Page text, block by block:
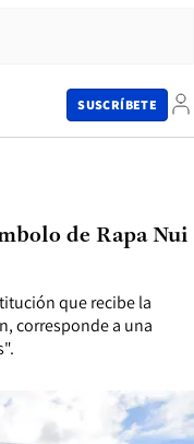
SUSCRÍBETE
que recibe la
corresponde a una
de Rapa Nui